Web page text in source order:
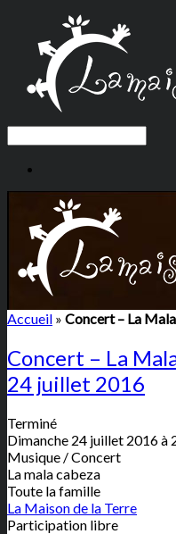
Accueil » Concert – La
Concert – La
24 juillet 2016
Terminé
Dimanche 24 juillet 2016 à
Musique / Concert
La mala cabeza
Toute la famille
La Maison de la Terre
Participation libre